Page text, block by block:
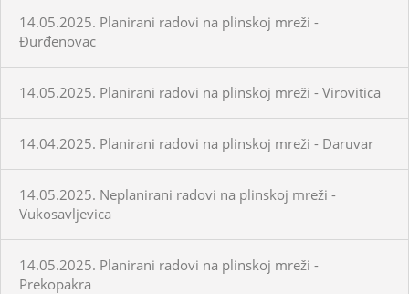
14.05.2025. Planirani radovi na plinskoj mreži -
Đurđenovac
14.05.2025. Planirani radovi na plinskoj mreži - Virovitica
14.04.2025. Planirani radovi na plinskoj mreži - Daruvar
14.05.2025. Neplanirani radovi na plinskoj mreži -
Vukosavljevica
14.05.2025. Planirani radovi na plinskoj mreži -
Prekopakra